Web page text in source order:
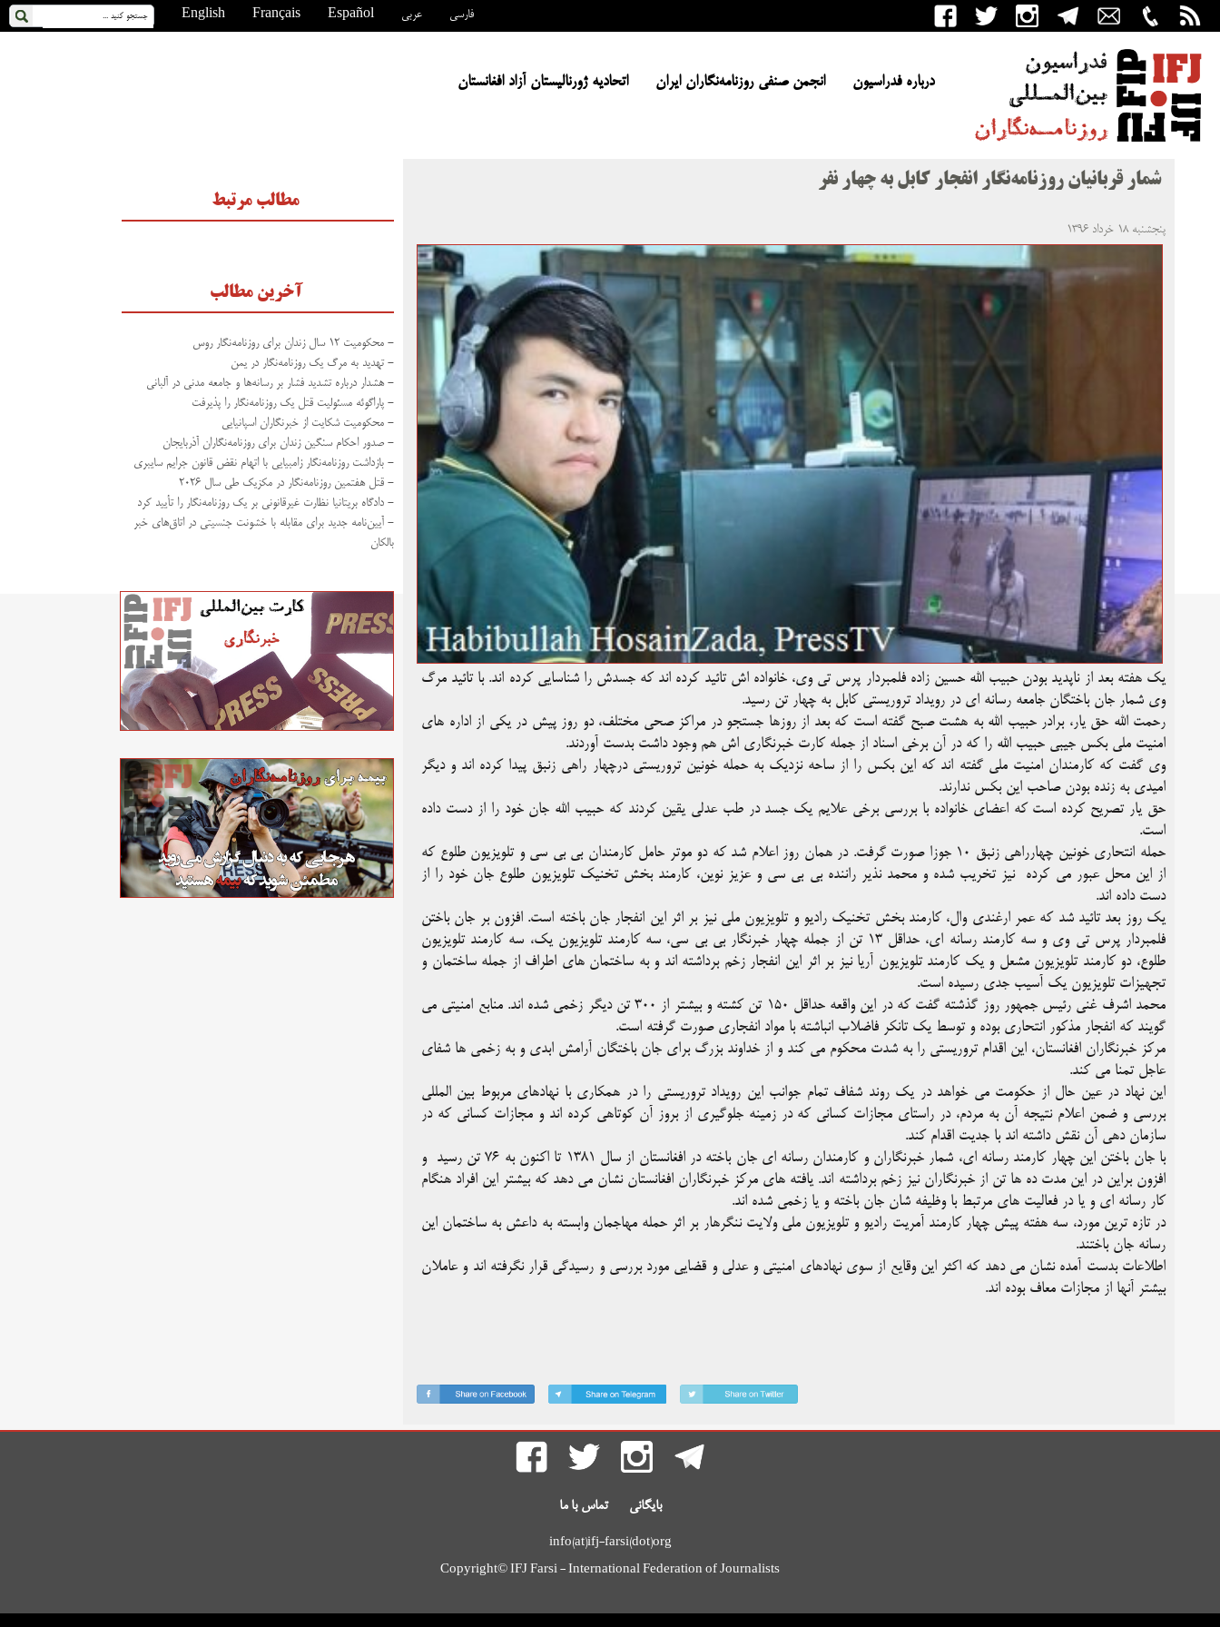
English Français Español عربی فارسی
درباره فدراسیون انجمن صنفی روزنامه‌نگاران ایران اتحادیه ژورنالیستان آزاد افغانستان
شمار قربانیان روزنامه‌نگار انفجار کابل به چهار نفر
پنجشنبه ۱۸ خرداد ۱۳۹۶
یک هفته بعد از ناپدید بودن حبیب الله حسین زاده فلمبردار پرس تی وی، خانواده اش تائید کرده اند که جسدش را شناسایی کرده اند. با تائید مرگ
وی شمار جان باختگان جامعه رسانه ای در رویداد تروریستی کابل به چهار تن رسید.
رحمت الله حق یار، برادر حبیب الله به هشت صبح گفته است که بعد از روزها جستجو در مراکز صحی مختلف، دو روز پیش در یکی از اداره های
امنیت ملی بکس جیبی حبیب الله را که در آن برخی اسناد از جمله کارت خبرنگاری اش هم وجود داشت بدست آوردند.
وی گفت که کارمندان امنیت ملی گفته اند که این بکس را از ساحه نزدیک به حمله خونین تروریستی درچهار راهی زنبق پیدا کرده اند و دیگر
امیدی به زنده بودن صاحب این بکس ندارند.
حق یار تصریح کرده است که اعضای خانواده با بررسی برخی علایم یک جسد در طب عدلی یقین کردند که حبیب الله جان خود را از دست داده
است.
حمله انتحاری خونین چهارراهی زنبق ۱۰ جوزا صورت گرفت. در همان روز اعلام شد که دو موتر حامل کارمندان بی بی سی و تلویزیون طلوع که
از این محل عبور می کرده نیز تخریب شده و محمد نذیر راننده بی بی سی و عزیز نوین، کارمند بخش تخنیک تلویزیون طلوع جان خود را از
دست داده اند.
یک روز بعد تائید شد که عمر ارغندی وال، کارمند بخش تخنیک رادیو و تلویزیون ملی نیز بر اثر این انفجار جان باخته است. افزون بر جان باختن
فلمبردار پرس تی وی و سه کارمند رسانه ای، حداقل ۱۳ تن از جمله چهار خبرنگار بی بی سی، سه کارمند تلویزیون یک، سه کارمند تلویزیون
طلوع، دو کارمند تلویزیون مشعل و یک کارمند تلویزیون آریا نیز بر اثر این انفجار زخم برداشته اند و به ساختمان های اطراف از جمله ساختمان و
تجهیزات تلویزیون یک آسیب جدی رسیده است.
محمد اشرف غنی رئیس جمهور روز گذشته گفت که در این واقعه حداقل ۱۵۰ تن کشته و بیشتر از ۳۰۰ تن دیگر زخمی شده اند. منابع امنیتی می
گویند که انفجار مذکور انتحاری بوده و توسط یک تانکر فاضلاب انباشته با مواد انفجاری صورت گرفته است.
مرکز خبرنگاران افغانستان، این اقدام تروریستی را به شدت محکوم می کند و از خداوند بزرگ برای جان باختگان آرامش ابدی و به زخمی ها شفای
عاجل تمنا می کند.
این نهاد در عین حال از حکومت می خواهد در یک روند شفاف تمام جوانب این رویداد تروریستی را در همکاری با نهادهای مربوط بین المللی
بررسی و ضمن اعلام نتیجه آن به مردم، در راستای مجازات کسانی که در زمینه جلوگیری از بروز آن کوتاهی کرده اند و مجازات کسانی که در
سازمان دهی آن نقش داشته اند با جدیت اقدام کند.
با جان باختن این چهار کارمند رسانه ای، شمار خبرنگاران و کارمندان رسانه ای جان باخته در افغانستان از سال ۱۳۸۱ تا اکنون به ۷۶ تن رسید و
افزون براین در این مدت ده ها تن از خبرنگاران نیز زخم برداشته اند. یافته های مرکز خبرنگاران افغانستان نشان می دهد که بیشتر این افراد هنگام
کار رسانه ای و یا در فعالیت های مرتبط با وظیفه شان جان باخته و یا زخمی شده اند.
در تازه ترین مورد، سه هفته پیش چهار کارمند آمریت رادیو و تلویزیون ملی ولایت ننگرهار بر اثر حمله مهاجمان وابسته به داعش به ساختمان این
رسانه جان باختند.
اطلاعات بدست آمده نشان می دهد که اکثر این وقایع از سوی نهادهای امنیتی و عدلی و قضایی مورد بررسی و رسیدگی قرار نگرفته اند و عاملان
بیشتر آنها از مجازات معاف بوده اند.
مطالب مرتبط
آخرین مطالب
- محکومیت ۱۲ سال زندان برای روزنامه‌نگار روس
- تهدید به مرگ یک روزنامه‌نگار در یمن
- هشدار درباره تشدید فشار بر رسانه‌ها و جامعه مدنی در آلبانی
- پاراگوئه مسئولیت قتل یک روزنامه‌نگار را پذیرفت
- محکومیت شکایت از خبرنگاران اسپانیایی
- صدور احکام سنگین زندان برای روزنامه‌نگاران آذربایجان
- بازداشت روزنامه‌نگار زامبیایی با اتهام نقض قانون جرایم سایبری
- قتل هفتمین روزنامه‌نگار در مکزیک طی سال ۲۰۲۶
- دادگاه بریتانیا نظارت غیرقانونی بر یک روزنامه‌نگار را تأیید کرد
- آیین‌نامه جدید برای مقابله با خشونت جنسیتی در اتاق‌های خبر
بالکان
بایگانی تماس با ما
info(at)ifj-farsi(dot)org
Copyright© IFJ Farsi - International Federation of Journalists